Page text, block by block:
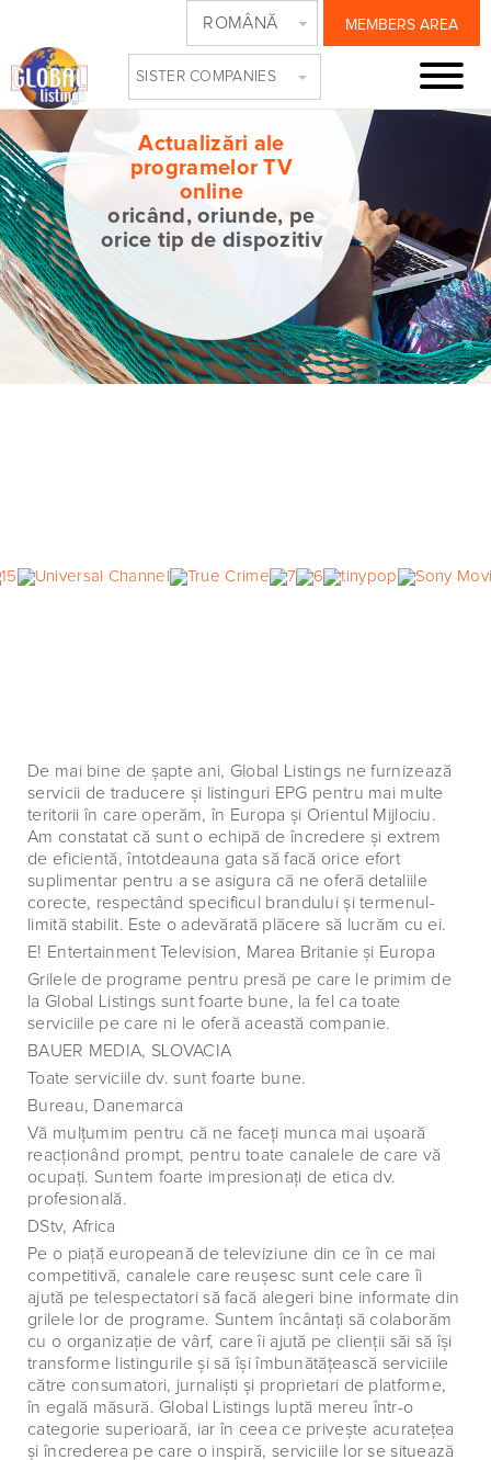
MEMBERS AREA
ROMÂNĂ
SISTER COMPANIES
Actualizări ale
programelor TV
online
oricând, oriunde, pe
orice tip de dispozitiv
De mai bine de şapte ani, Global Listings ne furnizează
servicii de traducere şi listinguri EPG pentru mai multe
teritorii în care operăm, în Europa şi Orientul Mijlociu.
Am constatat că sunt o echipă de încredere şi extrem
de eficientă, întotdeauna gata să facă orice efort
suplimentar pentru a se asigura că ne oferă detaliile
corecte, respectând specificul brandului şi termenul-
limită stabilit. Este o adevărată plăcere să lucrăm cu ei.
E! Entertainment Television, Marea Britanie şi Europa
Grilele de programe pentru presă pe care le primim de
la Global Listings sunt foarte bune, la fel ca toate
serviciile pe care ni le oferă această companie.
BAUER MEDIA, SLOVACIA
Toate serviciile dv. sunt foarte bune.
Bureau, Danemarca
Vă mulţumim pentru că ne faceţi munca mai uşoară
reacţionând prompt, pentru toate canalele de care vă
ocupaţi. Suntem foarte impresionaţi de etica dv.
profesională.
DStv, Africa
Pe o piaţă europeană de televiziune din ce în ce mai
competitivă, canalele care reuşesc sunt cele care îi
ajută pe telespectatori să facă alegeri bine informate din
grilele lor de programe. Suntem încântaţi să colaborăm
cu o organizaţie de vârf, care îi ajută pe clienţii săi să îşi
transforme listingurile şi să îşi îmbunătăţească serviciile
către consumatori, jurnalişti şi proprietari de platforme,
în egală măsură. Global Listings luptă mereu într-o
categorie superioară, iar în ceea ce priveşte acurateţea
şi încrederea pe care o inspiră, serviciile lor se situează